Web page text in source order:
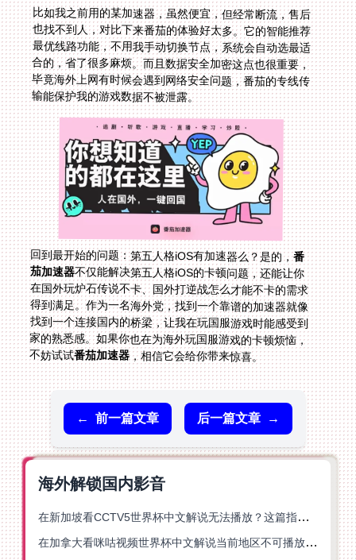
比如我之前用的某加速器，虽然便宜，但经常断流，售后
也找不到人，对比下来番茄的体验好太多。它的智能推荐
最优线路功能，不用我手动切换节点，系统会自动选最适
合的，省了很多麻烦。而且数据安全加密这点也很重要，
毕竟海外上网有时候会遇到网络安全问题，番茄的专线传
输能保护我的游戏数据不被泄露。
回到最开始的问题：第五人格iOS有加速器么？是的，番
茄加速器不仅能解决第五人格iOS的卡顿问题，还能让你
在国外玩炉石传说不卡、国外打逆战怎么才能不卡的需求
得到满足。作为一名海外党，找到一个靠谱的加速器就像
找到一个连接国内的桥梁，让我在玩国服游戏时能感受到
家的熟悉感。如果你也在为海外玩国服游戏的卡顿烦恼，
不妨试试番茄加速器，相信它会给你带来惊喜。
← 前一篇文章 后一篇文章 →
海外解锁国内影音
在新加坡看CCTV5世界杯中文解说无法播放？这篇指南帮你解锁海外体育直播自由
在加拿大看咪咕视频世界杯中文解说当前地区不可播放？这篇指南帮你一键解决